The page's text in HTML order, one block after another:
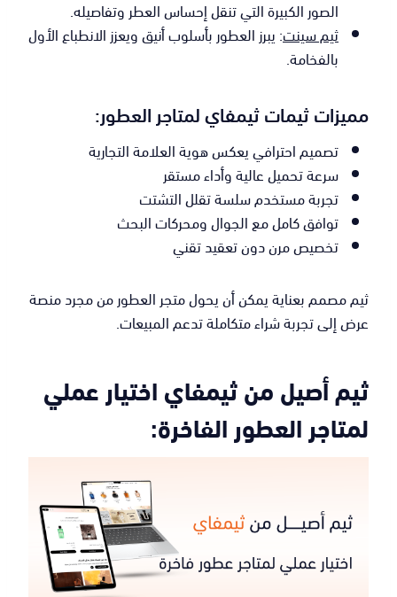
الصور الكبيرة التي تنقل إحساس العطر وتفاصيله.
ثيم سينت: يبرز العطور بأسلوب أنيق ويعزز الانطباع الأول
بالفخامة.
مميزات ثيمات ثيمفاي لمتاجر العطور:
تصميم احترافي يعكس هوية العلامة التجارية
سرعة تحميل عالية وأداء مستقر
تجربة مستخدم سلسة تقلل التشتت
توافق كامل مع الجوال ومحركات البحث
تخصيص مرن دون تعقيد تقني
ثيم مصمم بعناية يمكن أن يحول متجر العطور من مجرد منصة
عرض إلى تجربة شراء متكاملة تدعم المبيعات.
ثيم أصيل من ثيمفاي اختيار عملي
لمتاجر العطور الفاخرة: